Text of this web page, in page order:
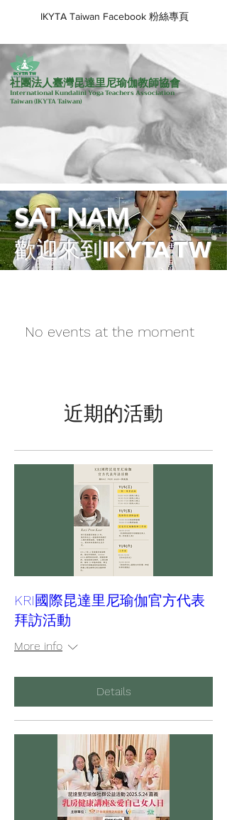
IKYTA Taiwan Facebook 粉絲專頁
社團法人臺灣昆達里尼瑜伽教師協會
International Kundalini Yoga Teachers Association
Taiwan(IKYTA Taiwan)
SAT NAM
歡迎來到IKYTA TW
No events at the moment
近期的活動
KRI國際昆達里尼瑜伽官方代表
拜訪活動
More info
Details